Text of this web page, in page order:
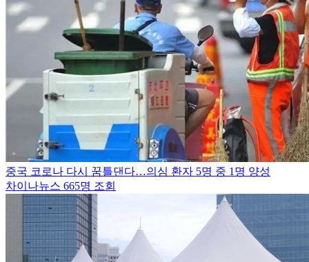
중국 코로나 다시 꿈틀댄다…의심 환자 5명 중 1명 양성
차이나뉴스 665명 조회